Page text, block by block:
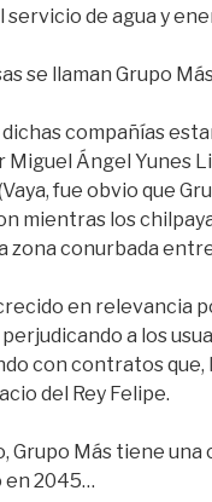
servicio de agua y
se llaman Grupo
compañías
Miguel Ángel Yunes
fue obvio que
mientras los
zona conurbada
en relevancia
a los
con contratos que,
del Rey Felipe.
Grupo Más tiene
en 2045…